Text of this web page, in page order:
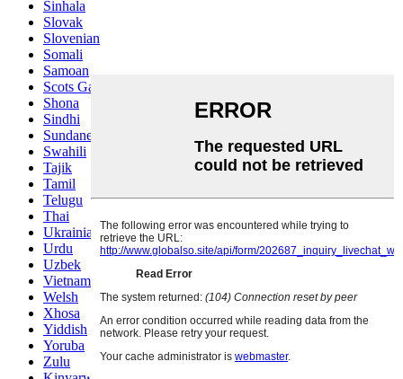
Sinhala
Slovak
Slovenian
Somali
Samoan
Scots Gaelic
Shona
Sindhi
Sundanese
Swahili
Tajik
Tamil
Telugu
Thai
Ukrainian
Urdu
Uzbek
Vietnamese
Welsh
Xhosa
Yiddish
Yoruba
Zulu